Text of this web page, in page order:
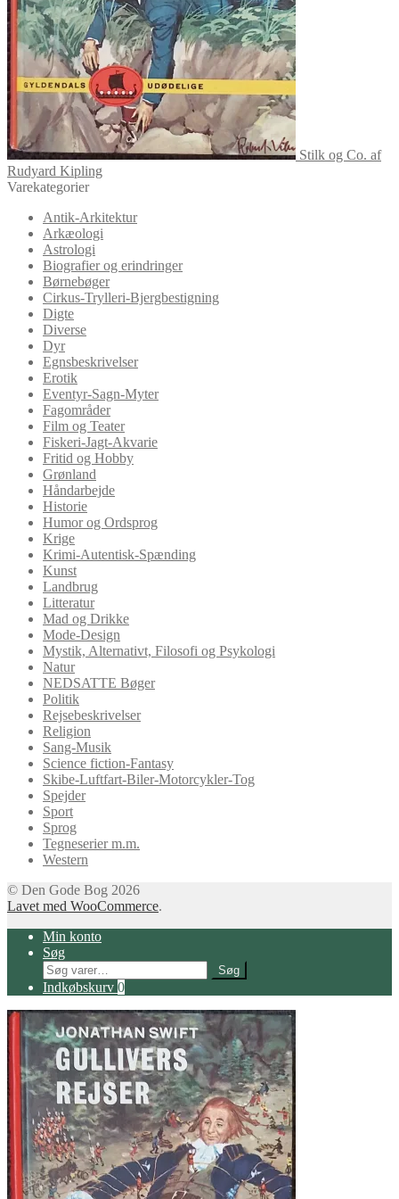
Stilk og Co. af
Rudyard Kipling
Varekategorier
Antik-Arkitektur
Arkæologi
Astrologi
Biografier og erindringer
Børnebøger
Cirkus-Trylleri-Bjergbestigning
Digte
Diverse
Dyr
Egnsbeskrivelser
Erotik
Eventyr-Sagn-Myter
Fagområder
Film og Teater
Fiskeri-Jagt-Akvarie
Fritid og Hobby
Grønland
Håndarbejde
Historie
Humor og Ordsprog
Krige
Krimi-Autentisk-Spænding
Kunst
Landbrug
Litteratur
Mad og Drikke
Mode-Design
Mystik, Alternativt, Filosofi og Psykologi
Natur
NEDSATTE Bøger
Politik
Rejsebeskrivelser
Religion
Sang-Musik
Science fiction-Fantasy
Skibe-Luftfart-Biler-Motorcykler-Tog
Spejder
Sport
Sprog
Tegneserier m.m.
Western
© Den Gode Bog 2026
Lavet med WooCommerce.
Min konto
Søg
Søg
efter:
Søg
Indkøbskurv 0